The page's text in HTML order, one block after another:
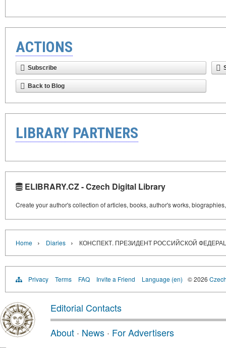
ACTIONS
Subscribe
Back to Blog
LIBRARY PARTNERS
ELIBRARY.CZ - Czech Digital Library
Create your author's collection of articles, books, author's works,
Home › Diaries › КОНСПЕКТ. ПРЕЗИДЕНТ РОССИЙСКОЙ
Privacy Terms FAQ Invite a Friend Language (en) © 2026
Editorial Contacts
About · News · For Advertisers